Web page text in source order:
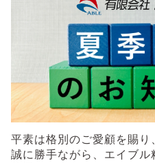
平素は格別のご愛顧を賜り
誠に勝手ながら、エイブ